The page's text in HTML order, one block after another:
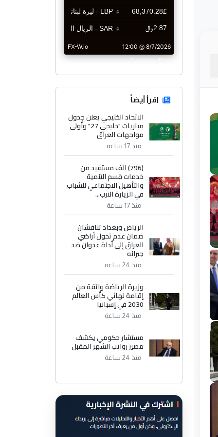
CurrencyRate
اقرأ أيضاً
الاتحاد الخليجي يعلن جدول
مباريات "خليجي 27" وأولى
مواجهات العراق
منذ 17 ساعة
(796) الف مستفيد من
خدمات قسم التنمية
والتأهيل الاجتماعي للشباب
في الزيارة الارب...
منذ 17 ساعة
الرياض وبغداد تناقشان
ضمان عدم تحول أراضي
العراق إلى أداة عدوان ضد
جيرانه
منذ 24 ساعة
وزيرة الرياضة واثقة من
إقامة نهائي كأس العالم
2030 في إسبانيا
منذ 24 ساعة
مستشار حكومي يكشف
مصير رواتب الشهر المقبل
منذ 24 ساعة